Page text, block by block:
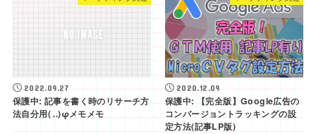
2022.09.27
保護中: 記事を書く時のリサーチ方
法自分用( ..)φメモメモ
2020.12.09
保護中: 【完全版】Google広告の
コンバージョントラッキングの設
定方法(記事LP版)